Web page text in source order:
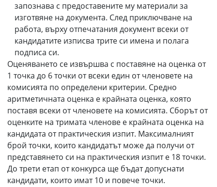
запознава с предоставените му материали за
изготвяне на документа. След приключване на
работа, върху отпечатания документ всеки от
кандидатите изписва трите си имена и полага
подписа си.
Оценяването се извършва с поставяне на оценка от
1 точка до 6 точки от всеки един от членовете на
комисията по определени критерии. Средно
аритметичната оценка е крайната оценка, която
поставя всеки от членовете на комисията. Сборът от
оценките на тримата членове е крайната оценка на
кандидата от практическия изпит. Максималният
брой точки, които кандидатът може да получи от
представянето си на практическия изпит е 18 точки.
До трети етап от конкурса ще бъдат допуснати
кандидати, които имат 10 и повече точки.